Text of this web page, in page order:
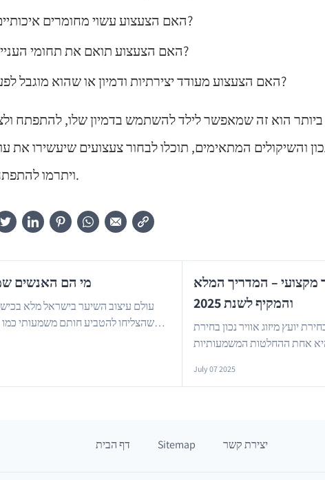
האם הצעצוע עשוי מחומרים איכותיים ועמידים?
האם הצעצוע תואם את תחומי העניין של הילד?
האם הצעצוע מעודד יצירתיות ודמיון או שהוא מוגבל לפעולה אחת?
ביותר הוא זה שמאפשר לילד להשתמש בדמיון שלו, להתפתח
והשיקולים המתאימים, תוכלו לבחור צעצועים שיעשירו את
ויתרמו להתפתחותו המיטבית.
מי הם האנשים
עולם עיצוב השיער בישראל מלא
שהצליחו להטביע חותם משמעותי כמו
מקצועי – המדריך המלא
והמקיף לשנת 2025
יועץ מיזוג אוויר נכון בחירת
אחת ההחלטות המשמעותיות
July 07 2025
דף הבית Sitemap יצירת קשר